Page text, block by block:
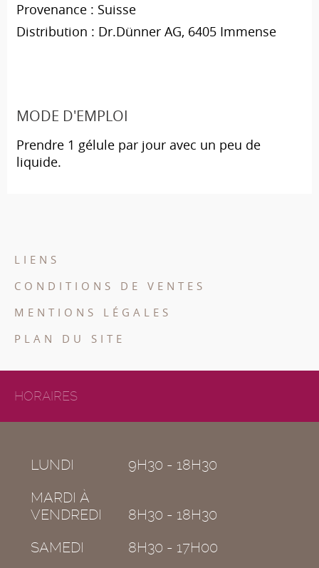
Provenance : Suisse
Distribution : Dr.Dünner AG, 6405 Immense
MODE D'EMPLOI
Prendre 1 gélule par jour avec un peu de
liquide.
LIENS
CONDITIONS DE VENTES
MENTIONS LÉGALES
PLAN DU SITE
HORAIRES
LUNDI
9H30 - 18H30
MARDI À
VENDREDI
8H30 - 18H30
SAMEDI
8H30 - 17H00